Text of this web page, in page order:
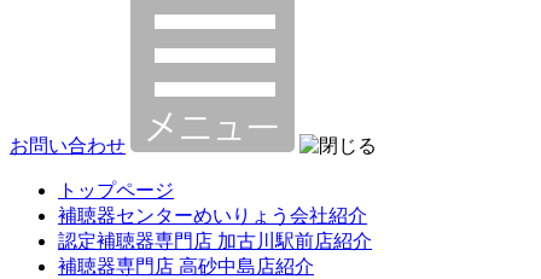
お問い合わせ
トップページ
補聴器センターめいりょう会社紹介
認定補聴器専門店 加古川駅前店紹介
補聴器専門店 高砂中島店紹介